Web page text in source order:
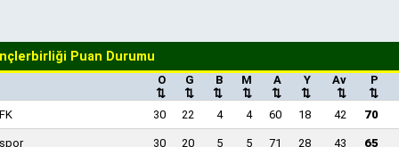
Puan Durumu
O
⇅
G
⇅
B
⇅
M
⇅
A
⇅
Y
⇅
Av
⇅
P
⇅
30 22 4 4 60 18 42 70
30 20 5 5 71 28 43 65